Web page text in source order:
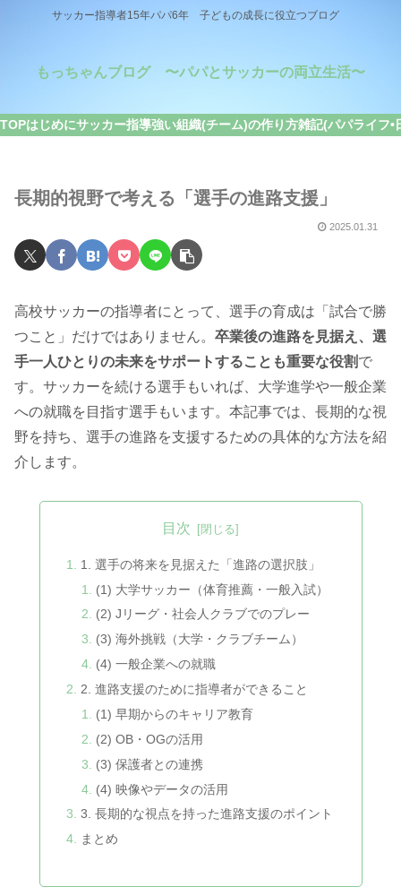
サッカー指導者15年パパ6年 子どもの成長に役立つブログ
もっちゃんブログ 〜パパとサッカーの両立生活〜
TOPはじめにサッカー指導強い組織(チーム)の作り方雑記(パパライフ•
長期的視野で考える「選手の進路支援」
2025.01.31
高校サッカーの指導者にとって、選手の育成は「試合で勝
つこと」だけではありません。 卒業後の進路を見据え、選
手一人ひとりの未来をサポートすることも重要な役割で
す。サッカーを続ける選手もいれば、大学進学や一般企業
への就職を目指す選手もいます。本記事では、長期的な視
野を持ち、選手の進路を支援するための具体的な方法を紹
介します。
目次
1. 選手の将来を見据えた「進路の選択肢」
(1) 大学サッカー（体育推薦・一般入試）
(2) Jリーグ・社会人クラブでのプレー
(3) 海外挑戦（大学・クラブチーム）
(4) 一般企業への就職
2. 進路支援のために指導者ができること
(1) 早期からのキャリア教育
(2) OB・OGの活用
(3) 保護者との連携
(4) 映像やデータの活用
3. 長期的な視点を持った進路支援のポイント
まとめ